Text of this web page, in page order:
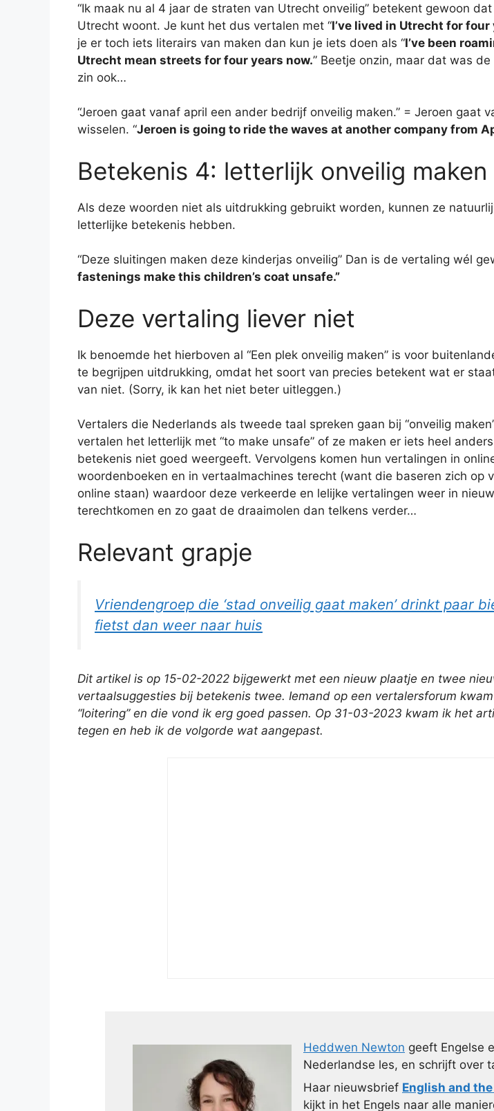
“Ik maak nu al 4 jaar de straten van Utrecht onveilig” betekent gewoon
Utrecht woont. Je kunt het dus vertalen met “I’ve lived in Utrecht for four
je er toch iets literairs van maken dan kun je iets doen als “I’ve been
Utrecht mean streets for four years now.” Beetje onzin, maar dat was
zin ook…
“Jeroen gaat vanaf april een ander bedrijf onveilig maken.” = Jeroen gaat
wisselen. “Jeroen is going to ride the waves at another company from
Betekenis 4: letterlijk onveilig maken
Als deze woorden niet als uitdrukking gebruikt worden, kunnen ze
letterlijke betekenis hebben.
“Deze sluitingen maken deze kinderjas onveilig” Dan is de vertaling wél
fastenings make this children’s coat unsafe.”
Deze vertaling liever niet
Ik benoemde het hierboven al “Een plek onveilig maken” is voor
te begrijpen uitdrukking, omdat het soort van precies betekent wat er
van niet. (Sorry, ik kan het niet beter uitleggen.)
Vertalers die Nederlands als tweede taal spreken gaan bij “onveilig
vertalen het letterlijk met “to make unsafe” of ze maken er iets heel
betekenis niet goed weergeeft. Vervolgens komen hun vertalingen in
woordenboeken en in vertaalmachines terecht (want die baseren zich op
online staan) waardoor deze verkeerde en lelijke vertalingen weer in
terechtkomen en zo gaat de draaimolen dan telkens verder…
Relevant grapje
Vriendengroep die ‘stad onveilig gaat maken’ drinkt paar
fietst dan weer naar huis
Dit artikel is op 15-02-2022 bijgewerkt met een nieuw plaatje en twee
vertaalsuggesties bij betekenis twee. Iemand op een vertalersforum
“loitering” en die vond ik erg goed passen. Op 31-03-2023 kwam ik het
tegen en heb ik de volgorde wat aangepast.
Heddwen Newton geeft Engelse
Nederlandse les, en schrijft over
Haar nieuwsbrief English and
kijkt in het Engels naar alle